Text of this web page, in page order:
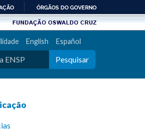
ÓRGÃOS DO GOVERNO
English Español
Pesquisar